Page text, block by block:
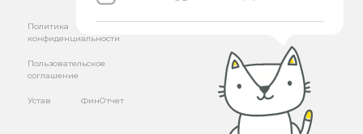
Политика
конфиденциальности
Пользовательское
соглашение
Устав ФинОтчет